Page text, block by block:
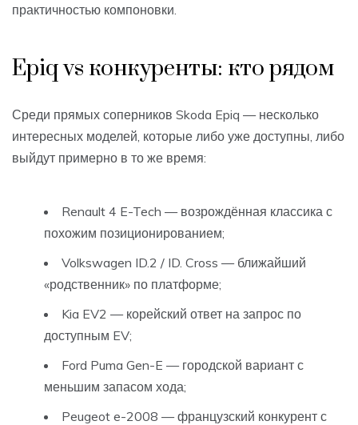
практичностью компоновки.
Epiq vs конкуренты: кто рядом
Среди прямых соперников Skoda Epiq — несколько
интересных моделей, которые либо уже доступны, либо
выйдут примерно в то же время:
Renault 4 E-Tech — возрождённая классика с
похожим позиционированием;
Volkswagen ID.2 / ID. Cross — ближайший
«родственник» по платформе;
Kia EV2 — корейский ответ на запрос по
доступным EV;
Ford Puma Gen-E — городской вариант с
меньшим запасом хода;
Peugeot e-2008 — французский конкурент с